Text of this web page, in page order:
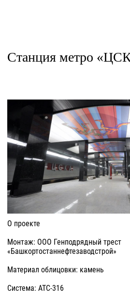
Станция метро
О проекте
Монтаж: ООО Генподрядный трест
«Башкортостаннефтезаводстрой»
Материал облицовки: камень
Система: АТС-316